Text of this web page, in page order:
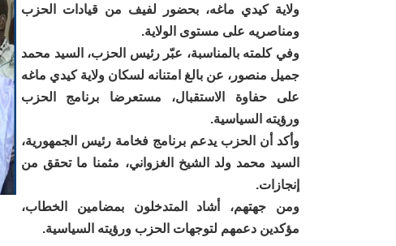
ولاية كيدي ماغه، بحضور لفيف من قيادات الحزب
ومناصريه على مستوى الولاية.
وفي كلمته بالمناسبة، عبّر رئيس الحزب، السيد محمد
جميل منصور، عن بالغ امتنانه لسكان ولاية كيدي ماغه
على حفاوة الاستقبال، مستعرضا برنامج الحزب
ورؤيته السياسية.
وأكد أن الحزب يدعم برنامج فخامة رئيس الجمهورية،
السيد محمد ولد الشيخ الغزواني، مثمنا ما تحقق من
إنجازات.
ومن جهتهم، أشاد المتدخلون بمضامين الخطاب،
مؤكدين دعمهم لتوجهات الحزب ورؤيته السياسية.